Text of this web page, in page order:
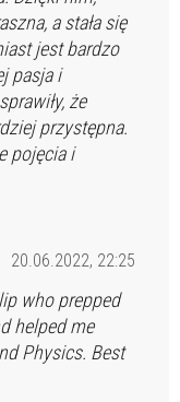
a stała się
jest bardzo
pasja i
że
przystępna.
pojęcia i
20.06.2022, 22:25
who prepped
helped me
Physics. Best